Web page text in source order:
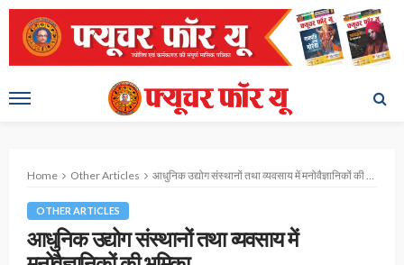
Home Other Articles आधुनिक उद्योग संस्थानों तथा व्यवसाय में मनोवैज्ञानिकों की भूमिका
OTHER ARTICLES
आधुनिक उद्योग संस्थानों तथा व्यवसाय में